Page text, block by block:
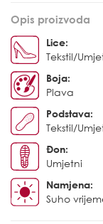
Opis proizvoda
Lice:
Tekstil/
Boja:
Plava
Podstava:
Tekstil/
Đon:
Umjetni
Namjena:
Suho